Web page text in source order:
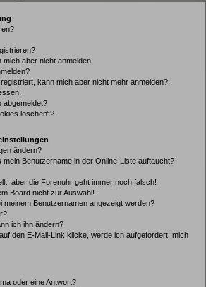
aber nicht anmelden!
kann mich aber nicht mehr anmelden?!
abgemeldet?
löschen“?
ändern?
Benutzername in der Online-Liste auftaucht?
aber die Forenuhr geht immer noch falsch!
Board nicht zur Auswahl!
meinem Benutzernamen angezeigt werden?
ich ihn ändern?
den E-Mail-Link klicke, werde ich aufgefordert, mich
oder eine Antwort?